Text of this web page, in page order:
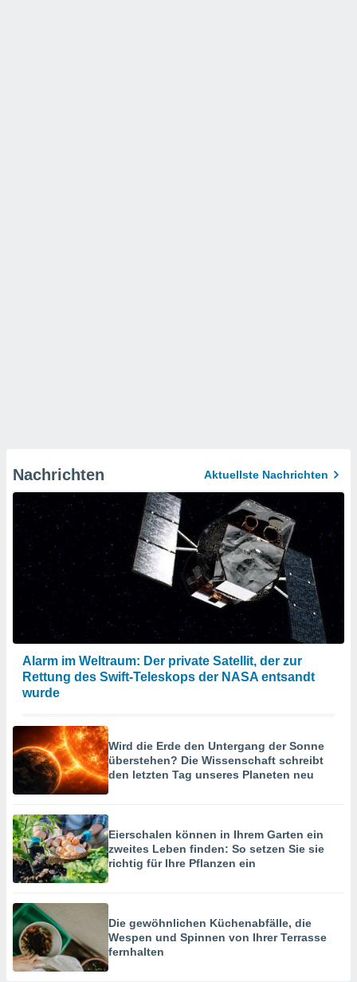
Nachrichten Aktuellste Nachrichten
Alarm im Weltraum: Der private Satellit, der zur
Rettung des Swift-Teleskops der NASA entsandt
wurde
Wird die Erde den Untergang der Sonne
überstehen? Die Wissenschaft schreibt
den letzten Tag unseres Planeten neu
Eierschalen können in Ihrem Garten ein
zweites Leben finden: So setzen Sie sie
richtig für Ihre Pflanzen ein
Die gewöhnlichen Küchenabfälle, die
Wespen und Spinnen von Ihrer Terrasse
fernhalten